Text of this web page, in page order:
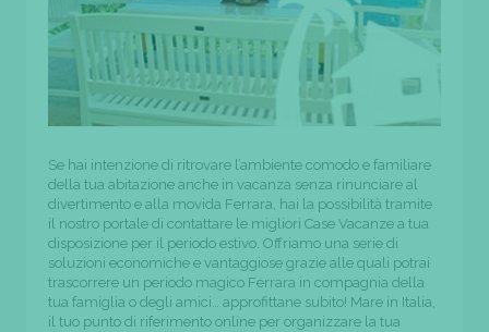
Se hai intenzione di ritrovare l’ambiente comodo e familiare
della tua abitazione anche in vacanza senza rinunciare al
divertimento e alla movida Ferrara, hai la possibilità tramite
il nostro portale di contattare le migliori Case Vacanze a tua
disposizione per il periodo estivo. Offriamo una serie di
soluzioni economiche e vantaggiose grazie alle quali potrai
trascorrere un periodo magico Ferrara in compagnia della
tua famiglia o degli amici… approfittane subito! Mare in Italia,
il tuo punto di riferimento online per organizzare la tua